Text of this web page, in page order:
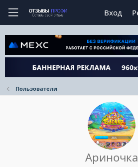
Вход
Пользователи
Ариночка